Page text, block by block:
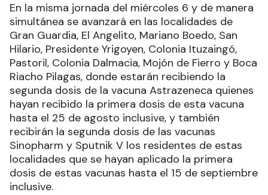
En la misma jornada del miércoles 6 y de manera
simultánea se avanzará en las localidades de
Gran Guardia, El Angelito, Mariano Boedo, San
Hilario, Presidente Yrigoyen, Colonia Ituzaingó,
Pastoril, Colonia Dalmacia, Mojón de Fierro y Boca
Riacho Pilagas, donde estarán recibiendo la
segunda dosis de la vacuna Astrazeneca quienes
hayan recibido la primera dosis de esta vacuna
hasta el 25 de agosto inclusive, y también
recibirán la segunda dosis de las vacunas
Sinopharm y Sputnik V los residentes de estas
localidades que se hayan aplicado la primera
dosis de estas vacunas hasta el 15 de septiembre
inclusive.